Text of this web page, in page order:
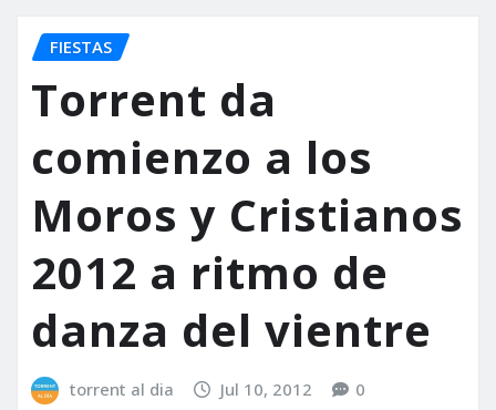
FIESTAS
Torrent da
comienzo a los
Moros y Cristianos
2012 a ritmo de
danza del vientre
torrent al dia Jul 10, 2012 0